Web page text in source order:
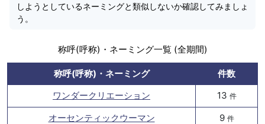
しようとしているネーミングと類似しないか確認してみましょ
う。
称呼(呼称)・ネーミング一覧 (全期間)
称呼(呼称)・ネーミング
件数
ワンダークリエーション
13 件
オーセンティックウーマン 9 件